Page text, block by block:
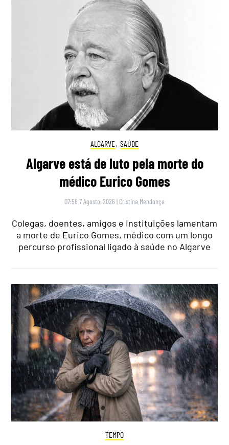
ALGARVE, SAÚDE
Algarve está de luto pela morte do
médico Eurico Gomes
07:58 7 Agosto, 2026 | Cristina Mendonça
Colegas, doentes, amigos e instituições lamentam
a morte de Eurico Gomes, médico com um longo
percurso profissional ligado à saúde no Algarve
TEMPO